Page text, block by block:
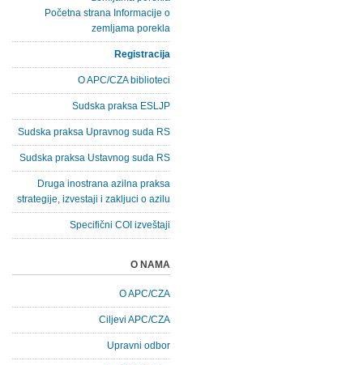
Početna strana Informacije o
zemljama porekla
Registracija
O APC/CZA biblioteci
Sudska praksa ESLJP
Sudska praksa Upravnog suda RS
Sudska praksa Ustavnog suda RS
Druga inostrana azilna praksa
strategije, izvestaji i zakljuci o azilu
Specifični COI izveštaji
O NAMA
O APC/CZA
Ciljevi APC/CZA
Upravni odbor